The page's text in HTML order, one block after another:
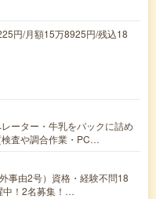
円/月額15万8925円/残込18
ーター・牛乳をパックに詰め
査や調合作業・PC…
事由2号）資格・経験不問18
中！2名募集！…